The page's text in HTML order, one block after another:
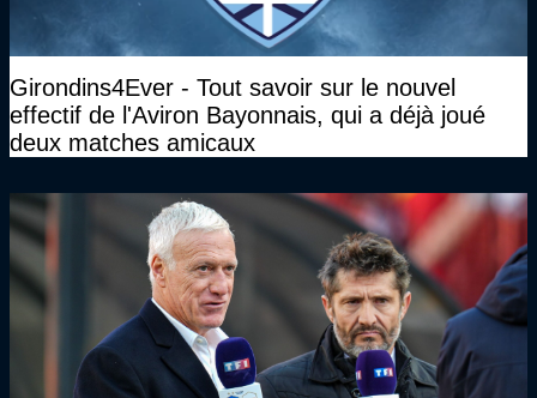
Girondins4Ever - Tout savoir sur le nouvel
effectif de l'Aviron Bayonnais, qui a déjà joué
deux matches amicaux